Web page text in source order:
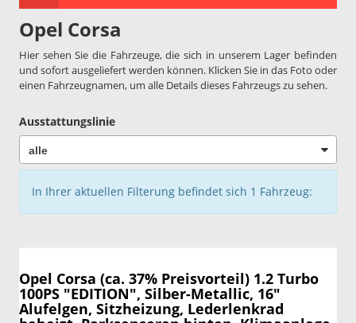
Opel Corsa
Hier sehen Sie die Fahrzeuge, die sich in unserem Lager befinden
und sofort ausgeliefert werden können. Klicken Sie in das Foto oder
einen Fahrzeugnamen, um alle Details dieses Fahrzeugs zu sehen.
Ausstattungslinie
In Ihrer aktuellen Filterung befindet sich 1 Fahrzeug:
Opel Corsa (ca. 37% Preisvorteil) 1.2 Turbo
100PS "EDITION", Silber-Metallic, 16"
Alufelgen, Sitzheizung, Lederlenkrad